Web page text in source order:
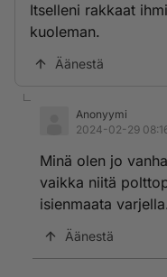
Itselleni rakkaat
kuoleman.
Äänestä
Anonyymi
2024-02-29
Minä olen jo
vaikka niitä
isienmaata varjella.
Äänestä